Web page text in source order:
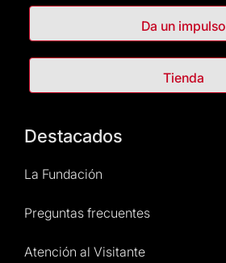
Da un impulso
Tienda
Destacados
La Fundación
Preguntas frecuentes
Atención al Visitante